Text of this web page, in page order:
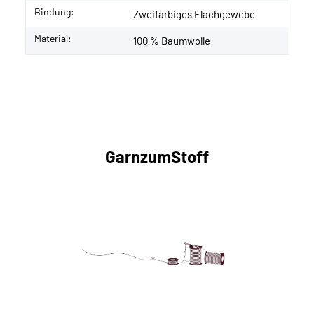
Bindung: Zweifarbiges Flachgewebe
Material: 100 % Baumwolle
GarnzumStoff